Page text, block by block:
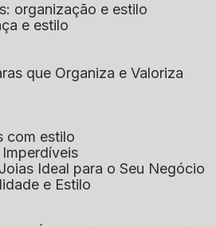
organização e estilo
e estilo
que Organiza e Valoriza
com estilo
Ideal para o Seu Negócio
e Estilo